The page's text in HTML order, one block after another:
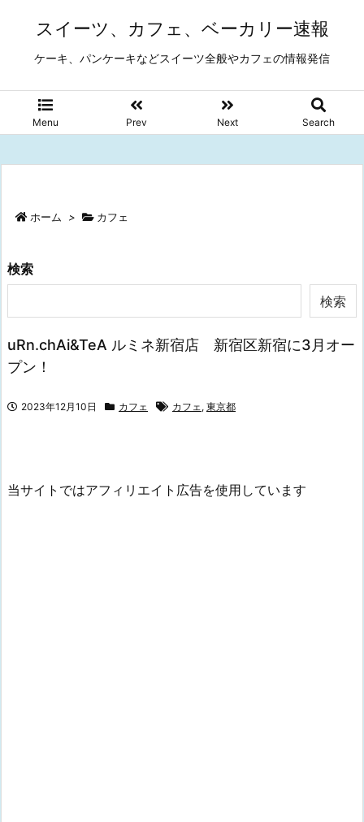
スイーツ、カフェ、ベーカリー速報
ケーキ、パンケーキなどスイーツ全般やカフェの情報発信
Menu Prev Next Search
ホーム > カフェ
検索
検索
uRn.chAi&TeA ルミネ新宿店 新宿区新宿に3月オー
プン！
2023年12月10日 カフェ カフェ, 東京都
当サイトではアフィリエイト広告を使用しています